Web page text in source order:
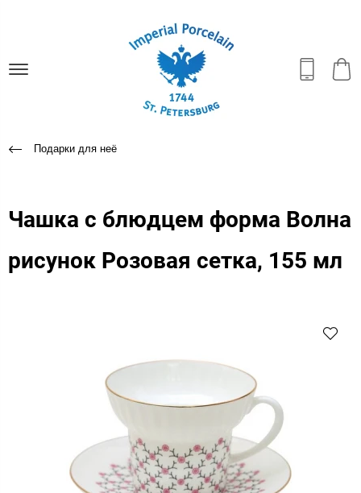
Подарки для неё
Чашка с блюдцем форма Волна
рисунок Розовая сетка, 155 мл